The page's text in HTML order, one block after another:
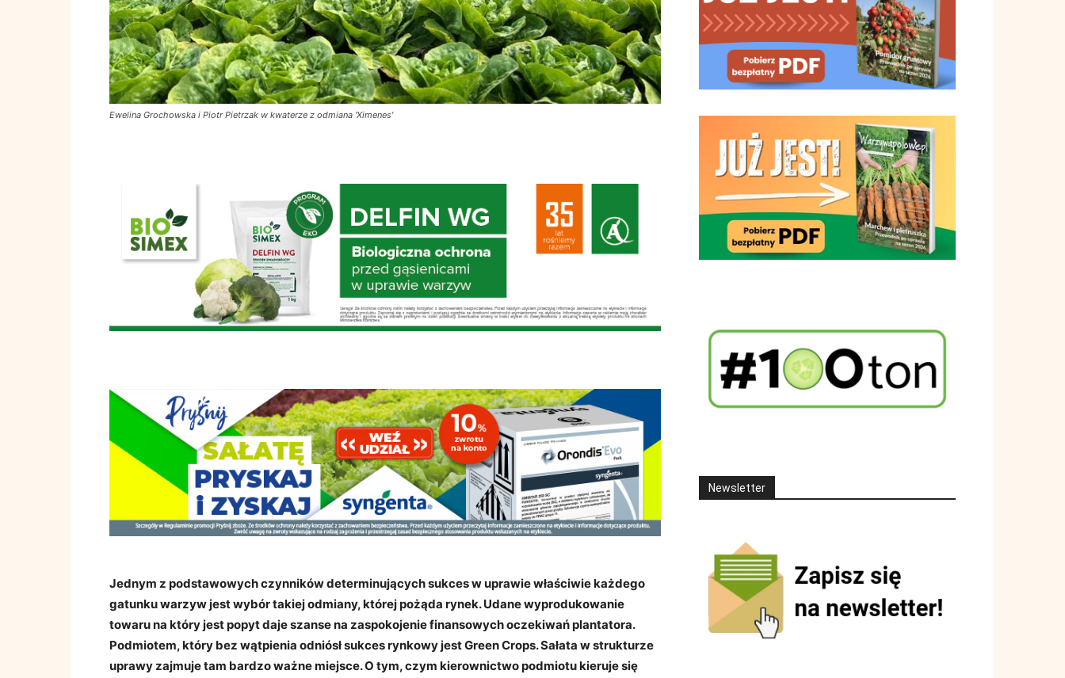
Ewelina Grochowska i Piotr Pietrzak w kwaterze z odmiana 'Ximenes'
Jednym z podstawowych czynników determinujących sukces w uprawie właściwie każdego
gatunku warzyw jest wybór takiej odmiany, której pożąda rynek. Udane wyprodukowanie
towaru na który jest popyt daje szanse na zaspokojenie finansowych oczekiwań plantatora.
Podmiotem, który bez wątpienia odniósł sukces rynkowy jest Green Crops. Sałata w strukturze
uprawy zajmuje tam bardzo ważne miejsce. O tym, czym kierownictwo podmiotu kieruje się
Newsletter